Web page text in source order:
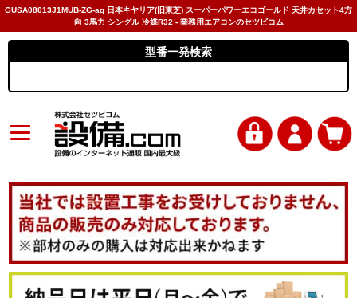
GUSA08013J1MUB-ZG-ag 日本キヤリア(旧東芝) スーパーパワーエコゴールド 天井カセット4方
向 3馬力 シングル 冷媒R32 - 業務用エアコンのセツビコム
型番一発検索